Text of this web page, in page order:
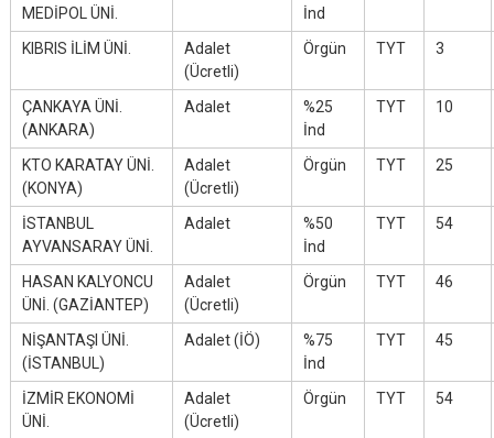
MEDİPOL ÜNİ.
İnd
KIBRIS İLİM ÜNİ.
Adalet
(Ücretli)
Örgün TYT 3
ÇANKAYA ÜNİ.
(ANKARA)
Adalet
%25
İnd
TYT 10
KTO KARATAY ÜNİ.
(KONYA)
Adalet
(Ücretli)
Örgün TYT 25
İSTANBUL
AYVANSARAY ÜNİ.
Adalet
%50
İnd
TYT 54
HASAN KALYONCU
ÜNİ. (GAZİANTEP)
Adalet
(Ücretli)
Örgün TYT 46
NİŞANTAŞI ÜNİ.
(İSTANBUL)
Adalet (İÖ)
%75
İnd
TYT 45
İZMİR EKONOMİ
ÜNİ.
Adalet
(Ücretli)
Örgün TYT 54